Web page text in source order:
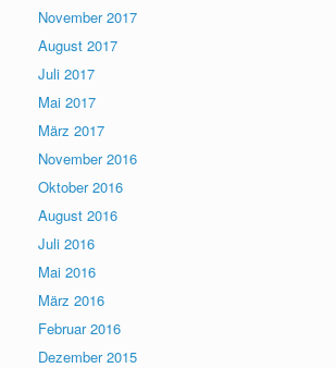
November 2017
August 2017
Juli 2017
Mai 2017
März 2017
November 2016
Oktober 2016
August 2016
Juli 2016
Mai 2016
März 2016
Februar 2016
Dezember 2015